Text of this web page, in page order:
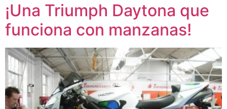
¡Una Triumph Daytona que
funciona con manzanas!